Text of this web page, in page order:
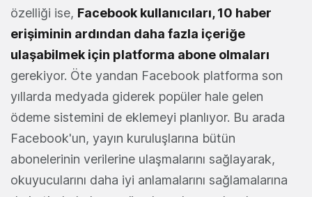
özelliği ise, Facebook kullanıcıları, 10 haber
erişiminin ardından daha fazla içeriğe
ulaşabilmek için platforma abone olmaları
gerekiyor. Öte yandan Facebook platforma son
yıllarda medyada giderek popüler hale gelen
ödeme sistemini de eklemeyi planlıyor. Bu arada
Facebook'un, yayın kuruluşlarına bütün
abonelerinin verilerine ulaşmalarını sağlayarak,
okuyucularını daha iyi anlamalarını sağlamalarına